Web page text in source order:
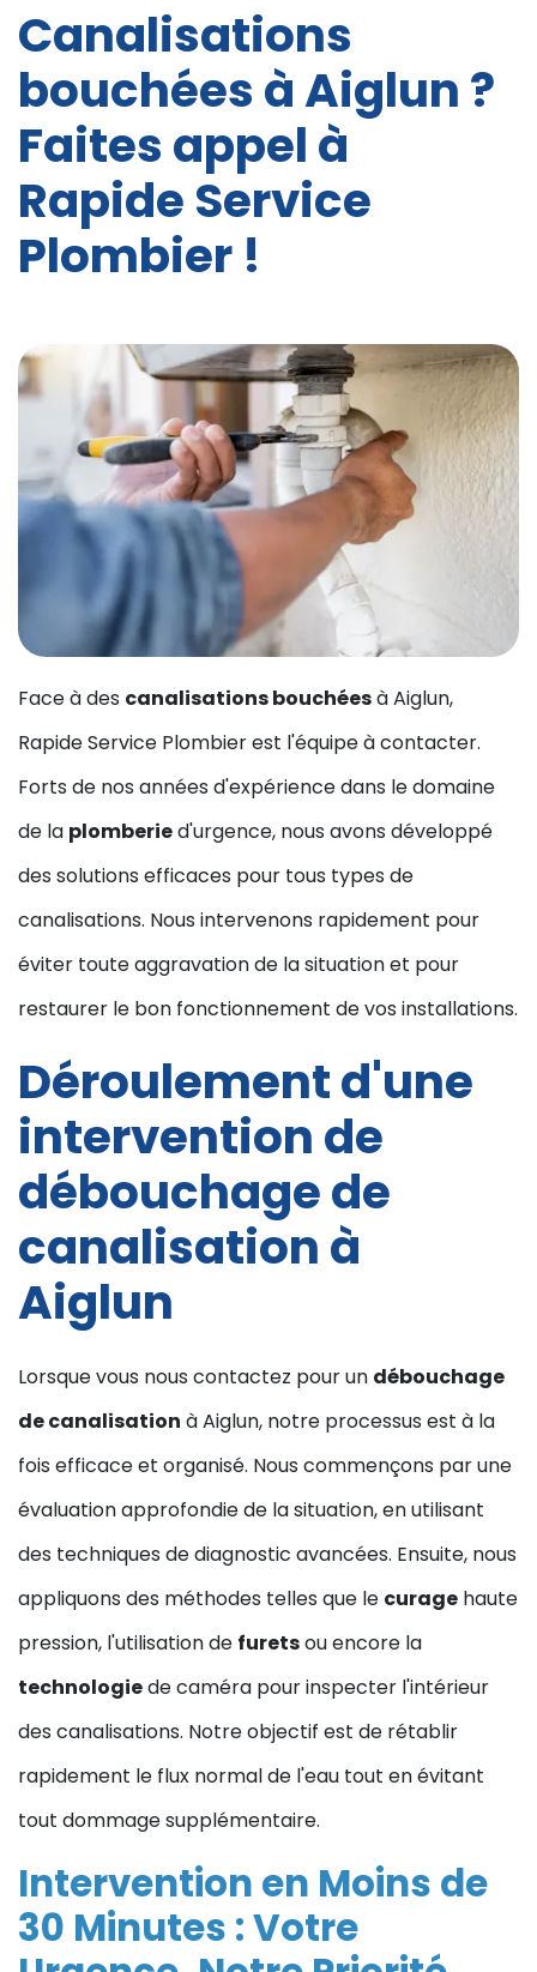
Canalisations
bouchées à Aiglun ?
Faites appel à
Rapide Service
Plombier !
Face à des canalisations bouchéesà Aiglun,
Rapide Service Plombier est l'équipe à contacter.
Forts de nos années d'expérience dans le domaine
de la plomberied'urgence, nous avons développé
des solutions efficaces pour tous types de
canalisations. Nous intervenons rapidement pour
éviter toute aggravation de la situation et pour
restaurer le bon fonctionnement de vos installations.
Déroulement d'une
intervention de
débouchage de
canalisation à
Aiglun
Lorsque vous nous contactez pour un débouchage
de canalisation à Aiglun, notre processus est à la
fois efficace et organisé. Nous commençons par une
évaluation approfondie de la situation, en utilisant
des techniques de diagnostic avancées. Ensuite, nous
appliquons des méthodes telles que le curage haute
pression, l'utilisation de furetsou encore la
technologiede caméra pour inspecter l'intérieur
des canalisations. Notre objectif est de rétablir
rapidement le flux normal de l'eau tout en évitant
tout dommage supplémentaire.
Intervention en Moins de
30 Minutes : Votre